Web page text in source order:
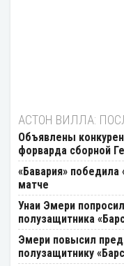
АСТОН ВИЛЛА:
Объявлены
форварда сборной
«Бавария»
матче
Унаи Эмери
полузащитника
Эмери повысил
полузащитнику